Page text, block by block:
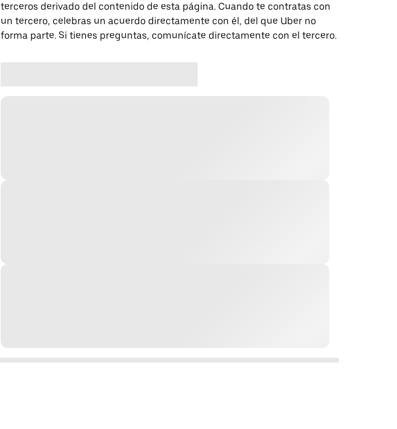
terceros derivado del contenido de esta página. Cuando te contratas con
un tercero, celebras un acuerdo directamente con él, del que Uber no
forma parte. Si tienes preguntas, comunícate directamente con el tercero.